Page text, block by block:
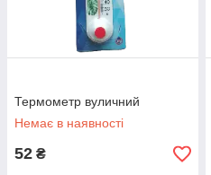
Термометр вуличний
Немає в наявності
52 ₴